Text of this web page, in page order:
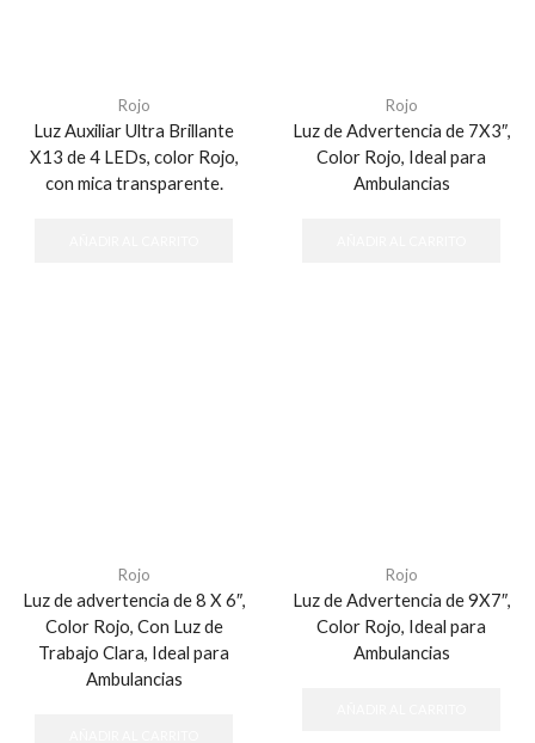
Rojo
Luz Auxiliar Ultra Brillante
X13 de 4 LEDs, color Rojo,
con mica transparente.
Rojo
Luz de Advertencia de 7X3″,
Color Rojo, Ideal para
Ambulancias
Rojo
Luz de advertencia de 8 X 6″,
Color Rojo, Con Luz de
Trabajo Clara, Ideal para
Ambulancias
Rojo
Luz de Advertencia de 9X7″,
Color Rojo, Ideal para
Ambulancias